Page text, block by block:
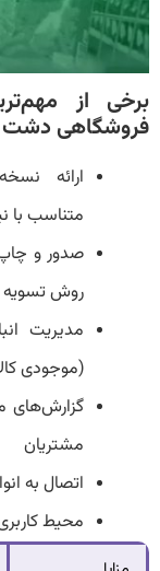
برخی از
فروشگاهی دشت
ارائه
متناسب با
صدور و چاپ
روش تسویه
مدیریت
(موجودی
گزارش‌های
مشتریان
اتصال به
محیط